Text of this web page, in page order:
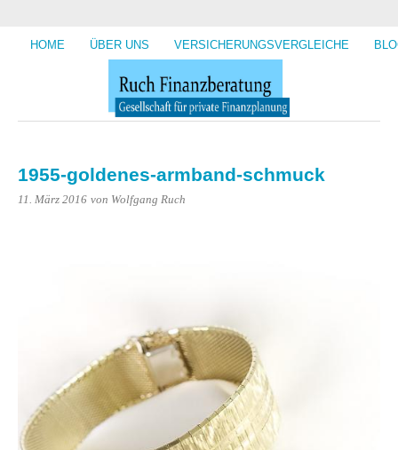
HOME ÜBER UNS VERSICHERUNGSVERGLEICHE
1955-goldenes-armband-schmuck
11. März 2016 von Wolfgang Ruch